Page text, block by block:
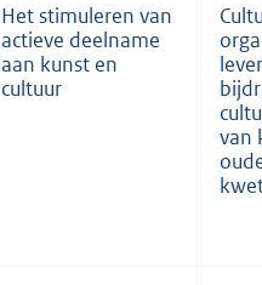
Het stimuleren van
actieve deelname
aan kunst en
cultuur
van